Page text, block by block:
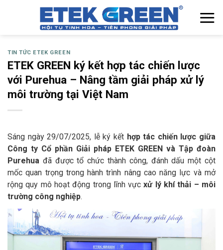
TIN TỨC ETEK GREEN
ETEK GREEN ký kết hợp tác chiến lược
với Purehua – Nâng tầm giải pháp xử lý
môi trường tại Việt Nam
Sáng ngày 29/07/2025, lễ ký kết hợp tác chiến lược giữa
Công ty Cổ phần Giải pháp ETEK GREEN và Tập đoàn
Purehua đã được tổ chức thành công, đánh dấu một cột
mốc quan trọng trong hành trình nâng cao năng lực và mở
rộng quy mô hoạt động trong lĩnh vựcxử lý khí thải – môi
trường công nghiệp.